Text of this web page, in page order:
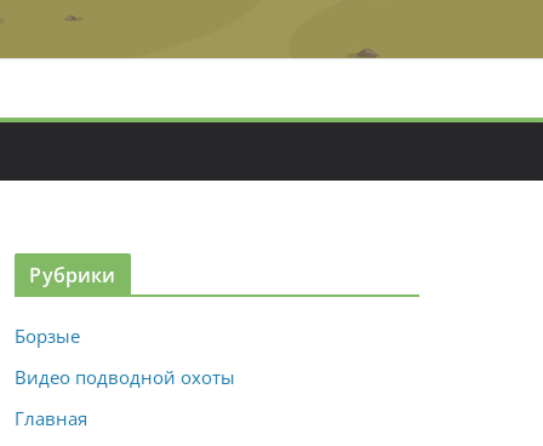
Рубрики
Борзые
Видео подводной охоты
Главная